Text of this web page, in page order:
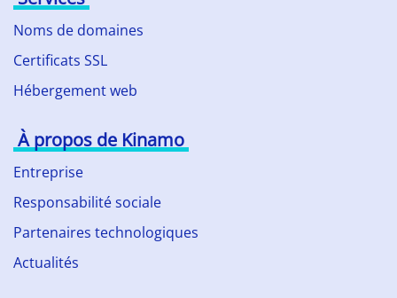
Noms de domaines
Certificats SSL
Hébergement web
À propos de Kinamo
Entreprise
Responsabilité sociale
Partenaires technologiques
Actualités